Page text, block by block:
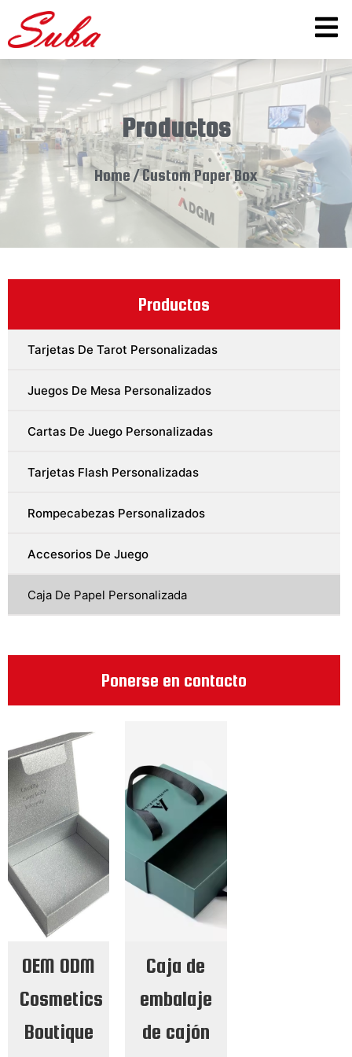
Productos
Home/ Custom Paper Box
Productos
Tarjetas De Tarot Personalizadas
Juegos De Mesa Personalizados
Cartas De Juego Personalizadas
Tarjetas Flash Personalizadas
Rompecabezas Personalizados
Accesorios De Juego
Caja De Papel Personalizada
Ponerse en contacto
OEM ODM
Cosmetics
Boutique
Caja de
embalaje
de cajón